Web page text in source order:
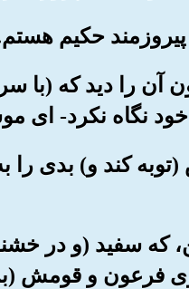
آن را دید که
نگاه نکرد- ای
کند و) بدی
که سفید (و در
فرعون و قومش